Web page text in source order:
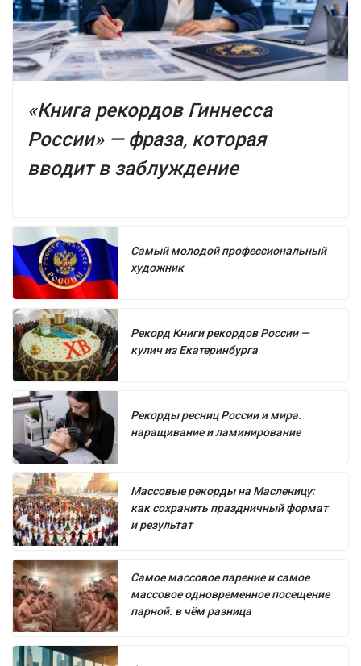
«Книга рекордов Гиннесса
России» — фраза, которая
вводит в заблуждение
Самый молодой профессиональный
художник
Рекорд Книги рекордов России —
кулич из Екатеринбурга
Рекорды ресниц России и мира:
наращивание и ламинирование
Массовые рекорды на Масленицу:
как сохранить праздничный формат
и результат
Самое массовое парение и самое
массовое одновременное посещение
парной: в чём разница